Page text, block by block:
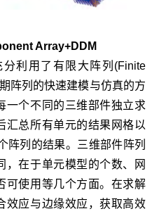
Array+DDM
利用了有限大阵列(Finite
阵列的快速建模与仿真的方
一个不同的三维部件独立求
汇总所有单元的结果网格以
阵列的结果。三维部件阵列
，在于单元模型的个数、网
可使用等几个方面。在求解
效应与边缘效应，获取高效